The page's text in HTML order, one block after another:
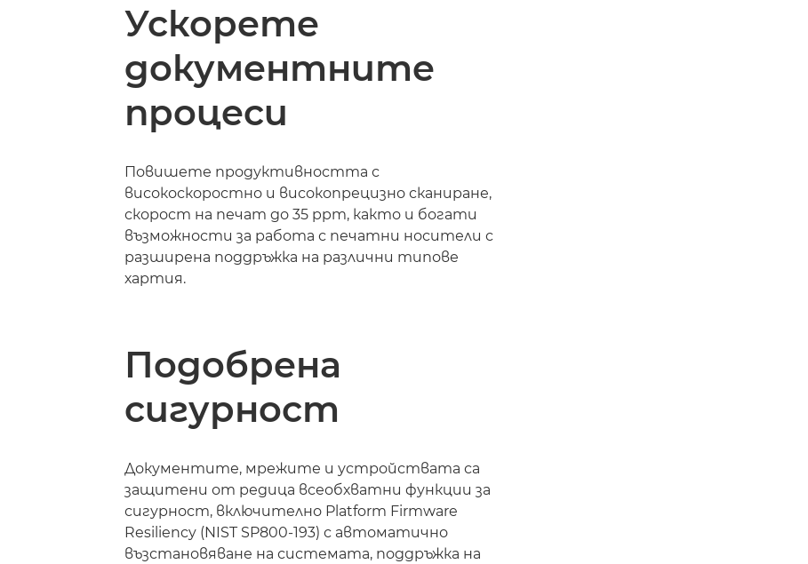
Ускорете
документните
процеси
Повишете продуктивността с
високоскоростно и високопрецизно сканиране,
скорост на печат до 35 ppm, както и богати
възможности за работа с печатни носители с
разширена поддръжка на различни типове
хартия.
Подобрена
сигурност
Документите, мрежите и устройствата са
защитени от редица всеобхватни функции за
сигурност, включително Platform Firmware
Resiliency (NIST SP800-193) с автоматично
възстановяване на системата, поддръжка на